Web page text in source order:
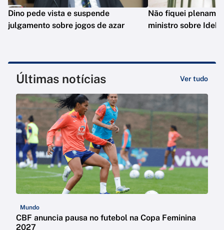
Dino pede vista e suspende
julgamento sobre jogos de azar
Não fiquei
ministro sobre Ideb
Últimas notícias Ver tudo
Mundo
CBF anuncia pausa no futebol na Copa Feminina
2027